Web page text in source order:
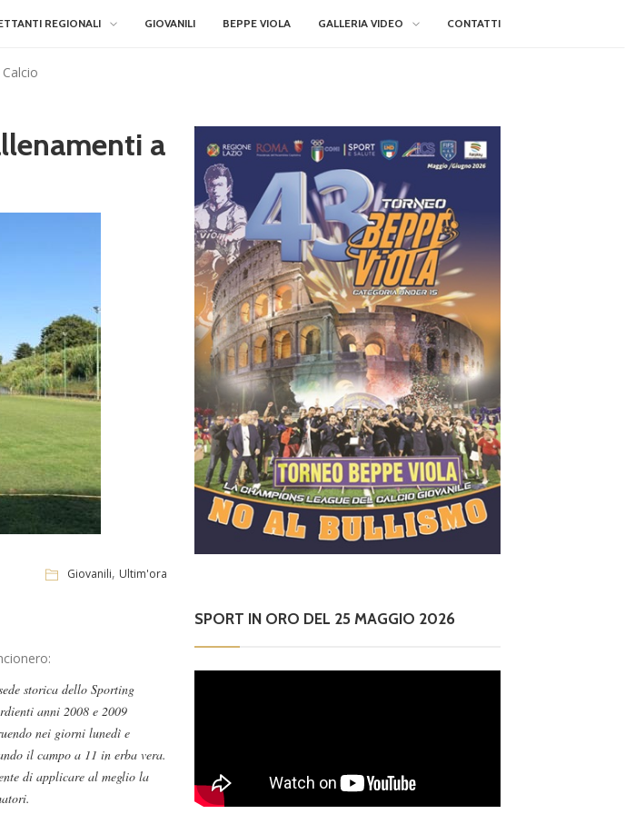
REGIONALI GIOVANILI BEPPE VIOLA GALLERIA VIDEO CONTATTI
a
Giovanili, Ultim'ora
storica dello Sporting
anni 2008 e 2009
nei giorni lunedì e
il campo a 11 in erba vera.
di applicare al meglio la
SPORT IN ORO DEL 25 MAGGIO 2026